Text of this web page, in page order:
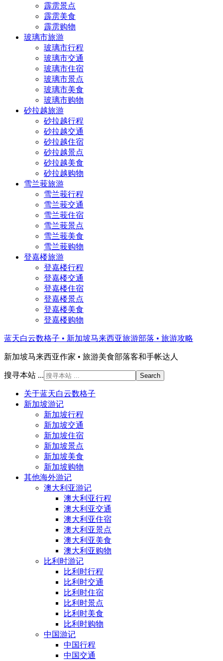
霹雳景点
霹雳美食
霹雳购物
玻璃市旅游
玻璃市行程
玻璃市交通
玻璃市住宿
玻璃市景点
玻璃市美食
玻璃市购物
砂拉越旅游
砂拉越行程
砂拉越交通
砂拉越住宿
砂拉越景点
砂拉越美食
砂拉越购物
雪兰莪旅游
雪兰莪行程
雪兰莪交通
雪兰莪住宿
雪兰莪景点
雪兰莪美食
雪兰莪购物
登嘉楼旅游
登嘉楼行程
登嘉楼交通
登嘉楼住宿
登嘉楼景点
登嘉楼美食
登嘉楼购物
蓝天白云数格子 • 新加坡马来西亚旅游部落 • 旅游攻略
新加坡马来西亚作家 • 旅游美食部落客和手帐达人
搜寻本站 ...
关于蓝天白云数格子
新加坡游记
新加坡行程
新加坡交通
新加坡住宿
新加坡景点
新加坡美食
新加坡购物
其他海外游记
澳大利亚游记
澳大利亚行程
澳大利亚交通
澳大利亚住宿
澳大利亚景点
澳大利亚美食
澳大利亚购物
比利时游记
比利时行程
比利时交通
比利时住宿
比利时景点
比利时美食
比利时购物
中国游记
中国行程
中国交通